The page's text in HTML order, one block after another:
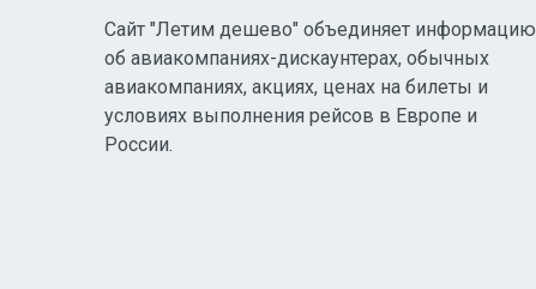
Сайт "Летим дешево" объединяет информацию
об авиакомпаниях-дискаунтерах, обычных
авиакомпаниях, акциях, ценах на билеты и
условиях выполнения рейсов в Европе и
России.